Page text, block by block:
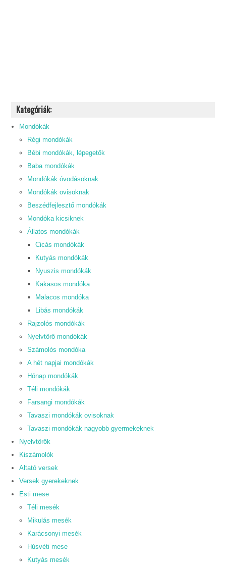
Kategóriák:
Mondókák
Régi mondókák
Bébi mondókák, lépegetők
Baba mondókák
Mondókák óvodásoknak
Mondókák ovisoknak
Beszédfejlesztő mondókák
Mondóka kicsiknek
Állatos mondókák
Cicás mondókák
Kutyás mondókák
Nyuszis mondókák
Kakasos mondóka
Malacos mondóka
Libás mondókák
Rajzolós mondókák
Nyelvtörő mondókák
Számolós mondóka
A hét napjai mondókák
Hónap mondókák
Téli mondókák
Farsangi mondókák
Tavaszi mondókák ovisoknak
Tavaszi mondókák nagyobb gyermekeknek
Nyelvtörők
Kiszámolók
Altató versek
Versek gyerekeknek
Esti mese
Téli mesék
Mikulás mesék
Karácsonyi mesék
Húsvéti mese
Kutyás mesék